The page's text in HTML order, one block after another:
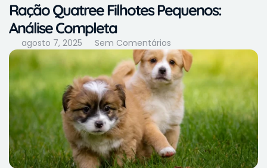
Ração Quatree Filhotes Pequenos:
Análise Completa
agosto 7, 2025 Sem Comentários